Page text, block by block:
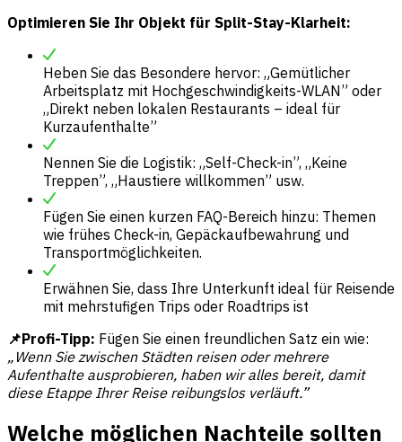
Optimieren Sie Ihr Objekt für Split-Stay-Klarheit:
Heben Sie das Besondere hervor: „Gemütlicher
Arbeitsplatz mit Hochgeschwindigkeits-WLAN” oder
„Direkt neben lokalen Restaurants – ideal für
Kurzaufenthalte”
Nennen Sie die Logistik: „Self-Check-in”, „Keine
Treppen”, „Haustiere willkommen” usw.
Fügen Sie einen kurzen FAQ-Bereich hinzu: Themen
wie frühes Check-in, Gepäckaufbewahrung und
Transportmöglichkeiten.
Erwähnen Sie, dass Ihre Unterkunft ideal für Reisende
mit mehrstufigen Trips oder Roadtrips ist
📌Profi-Tipp: Fügen Sie einen freundlichen Satz ein wie:
„Wenn Sie zwischen Städten reisen oder mehrere
Aufenthalte ausprobieren, haben wir alles bereit, damit
diese Etappe Ihrer Reise reibungslos verläuft.”
Welche möglichen Nachteile sollten